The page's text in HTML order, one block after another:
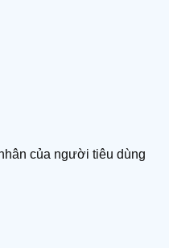
của người tiêu dùng